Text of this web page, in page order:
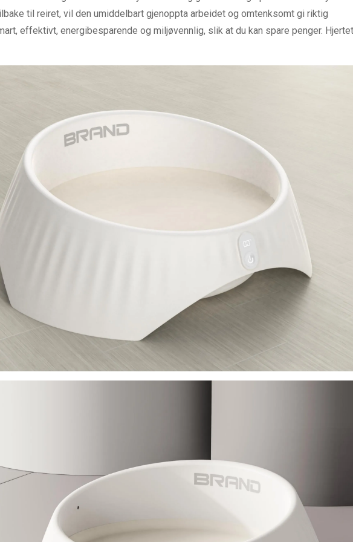
til reiret, vil den umiddelbart gjenoppta arbeidet og omtenksomt gi riktig
effektivt, energibesparende og miljøvennlig, slik at du kan spare penger. Hjertet